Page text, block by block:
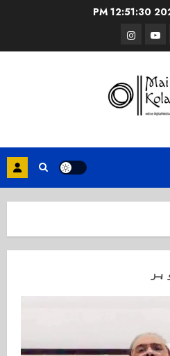
12:51:31 PM
Youtube
Instagram